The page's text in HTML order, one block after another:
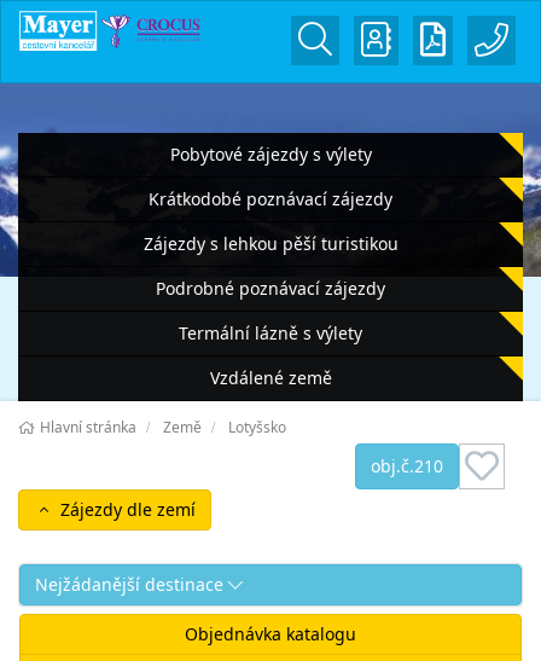
Pobytové zájezdy s výlety
Krátkodobé poznávací zájezdy
Zájezdy s lehkou pěší turistikou
Podrobné poznávací zájezdy
Termální lázně s výlety
Vzdálené země
Hlavní stránka Země Lotyšsko
obj.č.210
Zájezdy dle zemí
Nejžádanější destinace
Objednávka katalogu